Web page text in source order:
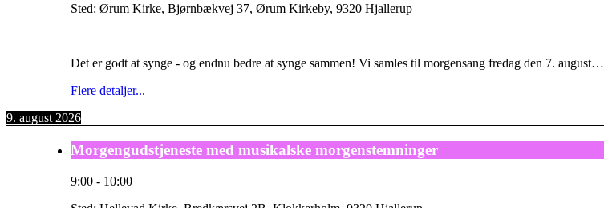
Sted: Ørum Kirke, Bjørnbækvej 37, Ørum Kirkeby, 9320 Hjallerup
Det er godt at synge - og endnu bedre at synge sammen! Vi samles til morgensang fredag den 7. august…
Flere detaljer...
9. august 2026
Morgengudstjeneste med musikalske morgenstemninger
9:00 - 10:00